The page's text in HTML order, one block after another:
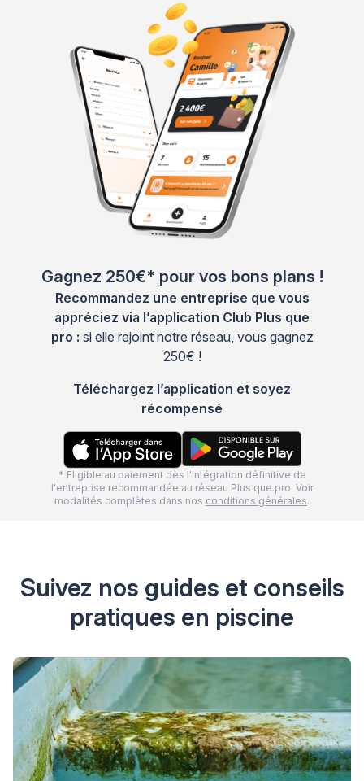
Gagnez 250€* pour vos bons plans !
Recommandez une entreprise que vous
appréciez via l’application Club Plus que
pro : si elle rejoint notre réseau, vous gagnez
250€ !
Téléchargez l’application et soyez
récompensé
* Eligible au paiement dès l'intégration définitive de
l'entreprise recommandée au réseau Plus que pro. Voir
modalités complètes dans nos conditions générales.
Suivez nos guides et conseils
pratiques en piscine